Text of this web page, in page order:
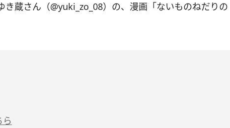
蔵さん（@yuki_zo_08）の、漫画「ないものねだりの
ら